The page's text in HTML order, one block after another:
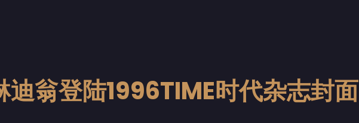
迪翁登陆1996TIME时代杂志封面